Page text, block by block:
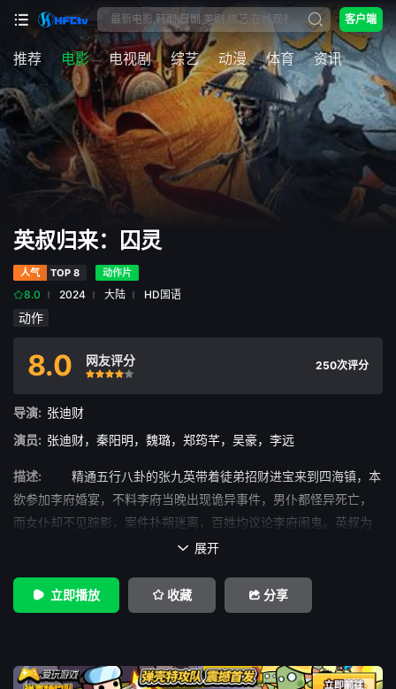
客户端
推荐 电影 电视剧 综艺 动漫 体育 资讯
英叔归来：囚灵
人气 TOP 8 动作片
8.0 2024 大陆 HD国语
动作
8.0
网友评分
很差较差还行
推荐
力荐
250次评分
导演: 张迪财
演员: 张迪财， 秦阳明， 魏璐， 郑筠芊， 吴豪， 李远
描述:
精通五行八卦的张九英带着徒弟招财进宝来到四海镇，本
欲参加李府婚宴，不料李府当晚出现诡异事件，男仆都怪异死亡，
而女仆却不见踪影，案件扑朔迷离，百姓均议论李府闹鬼。英叔为
 展开
立即播放 收藏 分享